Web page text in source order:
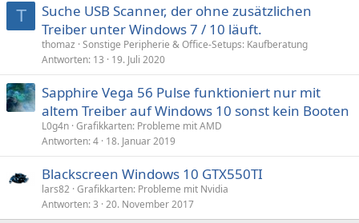
T
Suche USB Scanner, der ohne zusätzlichen
Treiber unter Windows 7 / 10 läuft.
thomaz Sonstige Peripherie & Office-Setups: Kaufberatung
Antworten 13 19. Juli 2020
Sapphire Vega 56 Pulse funktioniert nur mit
altem Treiber auf Windows 10 sonst kein Booten
L0g4n Grafikkarten: Probleme mit AMD
Antworten 4 18. Januar 2019
Blackscreen Windows 10 GTX550TI
lars82 Grafikkarten: Probleme mit Nvidia
Antworten 3 20. November 2017